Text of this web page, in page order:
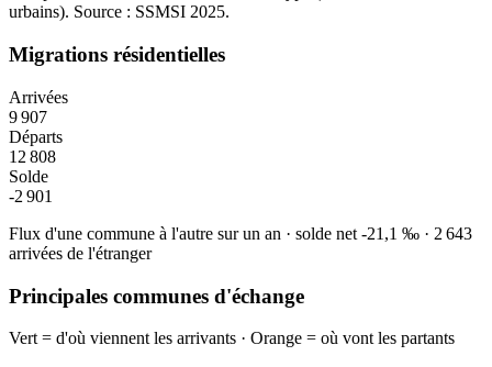
urbains). Source : SSMSI 2025.
Migrations résidentielles
Arrivées
9 907
Départs
12 808
Solde
-2 901
Flux d'une commune à l'autre sur un an · solde net -21,1 ‰ · 2 643
arrivées de l'étranger
Principales communes d'échange
Vert = d'où viennent les arrivants · Orange = où vont les partants